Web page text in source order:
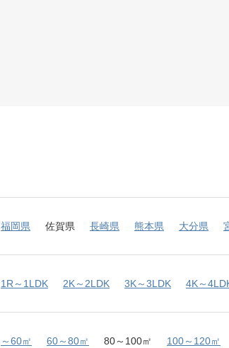
福岡県 佐賀県 長崎県 熊本県 大分県
1R～1LDK 2K～2LDK 3K～3LDK 4K～
～60㎡ 60～80㎡ 80～100㎡ 100～120㎡